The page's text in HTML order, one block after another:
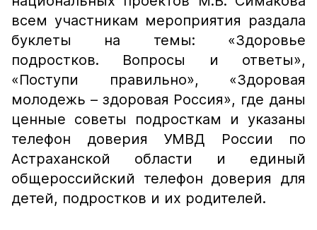
всем участникам мероприятия раздала
буклеты на темы: «Здоровье
подростков. Вопросы и ответы»,
«Поступи правильно», «Здоровая
молодежь – здоровая Россия», где даны
ценные советы подросткам и указаны
телефон доверия УМВД России по
Астраханской области и единый
общероссийский телефон доверия для
детей, подростков и их родителей.